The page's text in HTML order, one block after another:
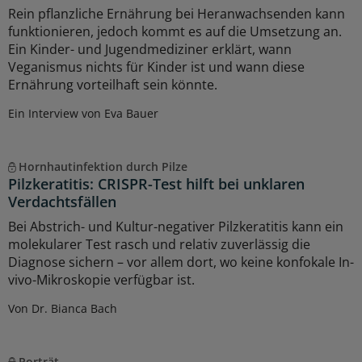
Rein pflanzliche Ernährung bei Heranwachsenden kann
funktionieren, jedoch kommt es auf die Umsetzung an.
Ein Kinder- und Jugendmediziner erklärt, wann
Veganismus nichts für Kinder ist und wann diese
Ernährung vorteilhaft sein könnte.
Ein Interview von Eva Bauer
Hornhautinfektion durch Pilze
Pilzkeratitis: CRISPR-Test hilft bei unklaren
Verdachtsfällen
Bei Abstrich- und Kultur-negativer Pilzkeratitis kann ein
molekularer Test rasch und relativ zuverlässig die
Diagnose sichern – vor allem dort, wo keine konfokale In-
vivo-Mikroskopie verfügbar ist.
Von Dr. Bianca Bach